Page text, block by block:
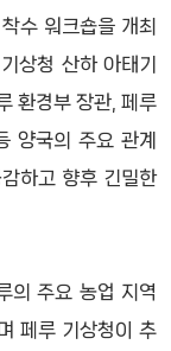
수 워크숍을 개최
상청 산하 아태기
환경부 장관, 페루
양국의 주요 관계
하고 향후 긴밀한
의 주요 농업 지역
페루 기상청이 추